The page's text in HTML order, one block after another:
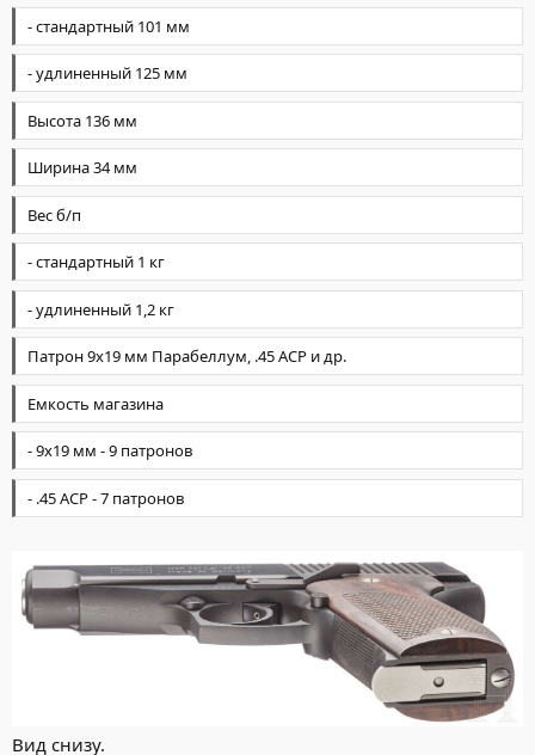
- стандартный 101 мм
- удлиненный 125 мм
Высота 136 мм
Ширина 34 мм
Вес б/п
- стандартный 1 кг
- удлиненный 1,2 кг
Патрон 9х19 мм Парабеллум, .45 АСР и др.
Емкость магазина
- 9х19 мм - 9 патронов
- .45 АСР - 7 патронов
Вид снизу.